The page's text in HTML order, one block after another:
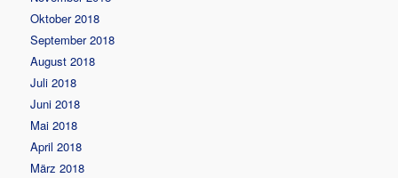
Oktober 2018
September 2018
August 2018
Juli 2018
Juni 2018
Mai 2018
April 2018
März 2018